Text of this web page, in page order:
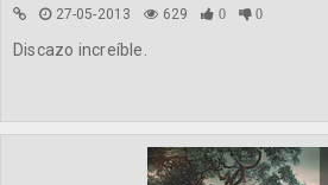
27-05-2013 629 0 0
Discazo increíble.